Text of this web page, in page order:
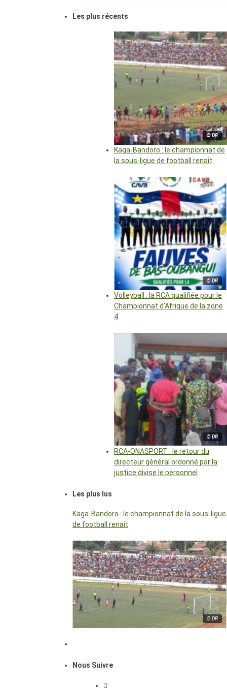
Les plus récents
© DR
Kaga-Bandoro : le championnat de
la sous-ligue de football renaît
© DR
Volleyball : la RCA qualifiée pour le
Championnat d’Afrique de la zone
4
© DR
RCA-ONASPORT : le retour du
directeur général ordonné par la
justice divise le personnel
Les plus lus
Kaga-Bandoro : le championnat de la sous-ligue
de football renaît
© DR
Nous Suivre